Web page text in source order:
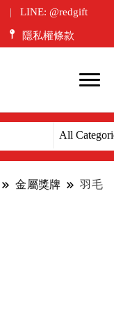
LINE: @redgift
隱私權條款
金屬獎牌
羽毛